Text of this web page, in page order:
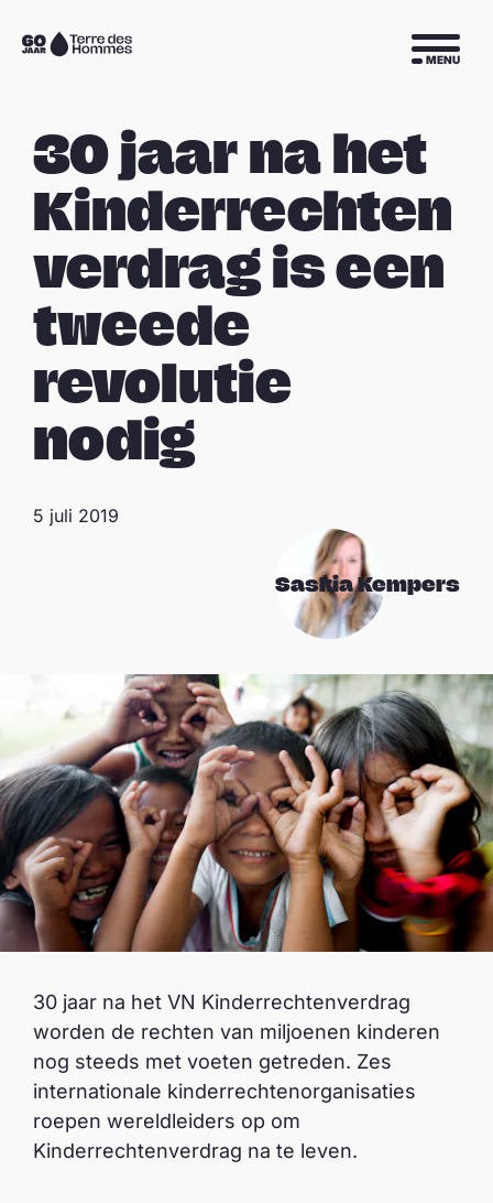
Sla navigatie over
Naar
homepage
MENU
30 jaar na het
Kinderrechten
verdrag is een
tweede
revolutie
nodig
Saskia Kempers
5 juli 2019
30 jaar na het VN Kinderrechtenverdrag
worden de rechten van miljoenen kinderen
nog steeds met voeten getreden. Zes
internationale kinderrechtenorganisaties
roepen wereldleiders op om
Kinderrechtenverdrag na te leven.